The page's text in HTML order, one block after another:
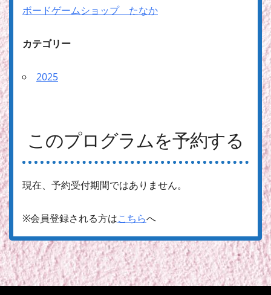
ボードゲームショップ たなか
カテゴリー
2025
このプログラムを予約する
現在、予約受付期間ではありません。
※会員登録される方はこちらへ